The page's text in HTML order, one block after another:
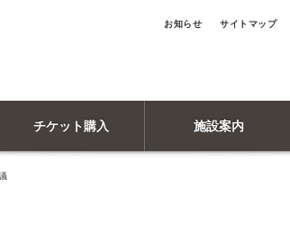
お知らせ サイトマップ
チケット購入 施設案内